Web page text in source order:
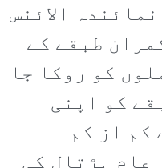
الائنس
طبقے کے
کو روکا جا
کو اپنی
کم از کم